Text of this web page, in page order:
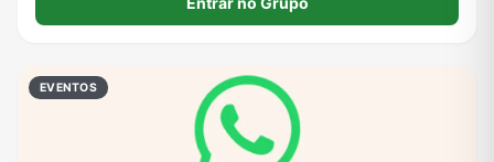
EVENTOS